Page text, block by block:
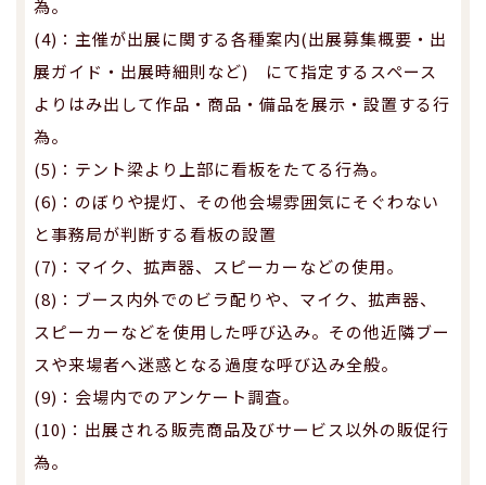
為。
(4)：主催が出展に関する各種案内(出展募集概要・出
展ガイド・出展時細則など) にて指定するスペース
よりはみ出して作品・商品・備品を展示・設置する行
為。
(5)：テント梁より上部に看板をたてる行為。
(6)：のぼりや提灯、その他会場雰囲気にそぐわない
と事務局が判断する看板の設置
(7)：マイク、拡声器、スピーカーなどの使用。
(8)：ブース内外でのビラ配りや、マイク、拡声器、
スピーカーなどを使用した呼び込み。その他近隣ブー
スや来場者へ迷惑となる過度な呼び込み全般。
(9)：会場内でのアンケート調査。
(10)：出展される販売商品及びサービス以外の販促行
為。